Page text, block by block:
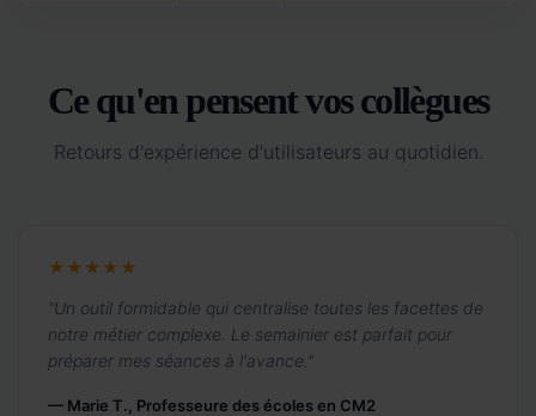
Ce qu'en pensent vos collègues
Retours d'expérience d'utilisateurs au quotidien.
★★★★★
"Un outil formidable qui centralise toutes les facettes de
notre métier complexe. Le semainier est parfait pour
préparer mes séances à l'avance."
— Marie T., Professeure des écoles en CM2